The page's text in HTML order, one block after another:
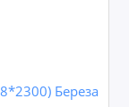
Береза